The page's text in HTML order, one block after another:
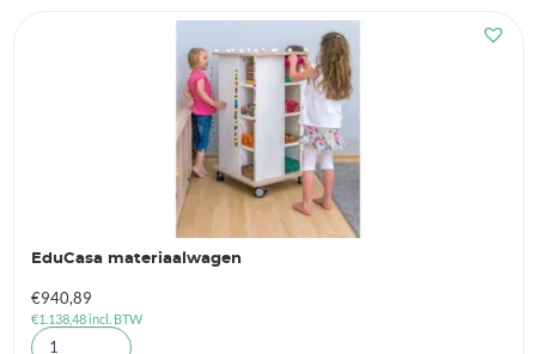
EduCasa materiaalwagen
€940,89
€1.138,48incl. BTW